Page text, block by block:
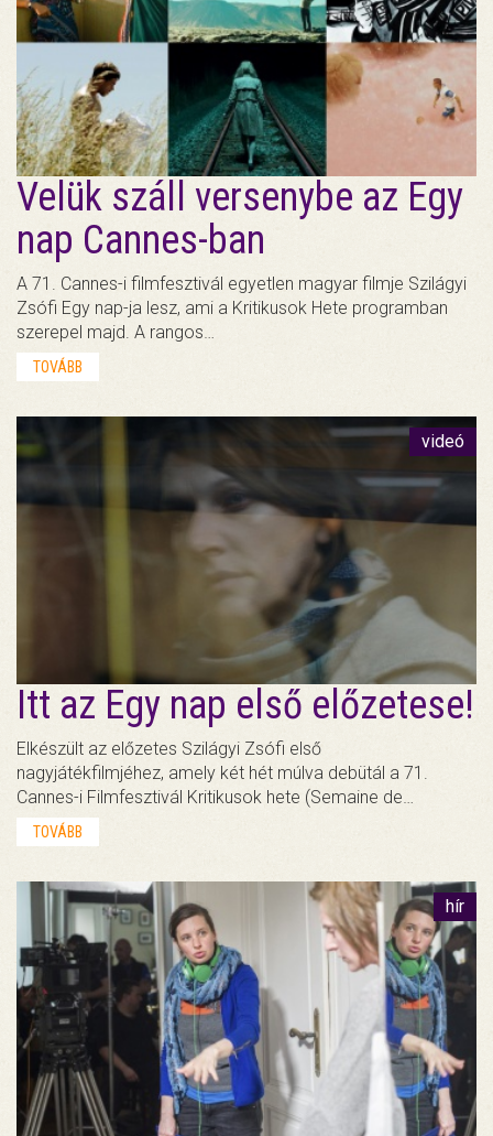
Velük száll versenybe az Egy
nap Cannes-ban
A 71. Cannes-i filmfesztivál egyetlen magyar filmje Szilágyi
Zsófi Egy nap-ja lesz, ami a Kritikusok Hete programban
szerepel majd. A rangos…
TOVÁBB
videó
Itt az Egy nap első előzetese!
Elkészült az előzetes Szilágyi Zsófi első
nagyjátékfilmjéhez, amely két hét múlva debütál a 71.
Cannes-i Filmfesztivál Kritikusok hete (Semaine de…
TOVÁBB
hír